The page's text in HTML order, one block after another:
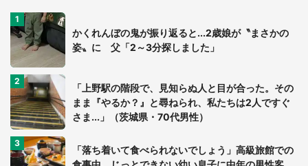
かくれんぼの鬼が振り返ると...2歳娘が〝まさかの
姿〟に 父「2～3分探しました」
「上野駅の階段で、見知らぬ人と目が合った。その
まま『やるか？』と尋ねられ、私たちは2人ですぐ
さま...」（茨城県・70代男性）
「落ち着いて食べられないでしょう」高級旅館での